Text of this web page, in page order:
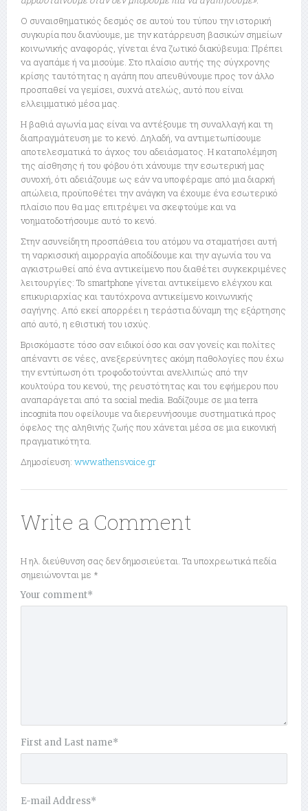
Ο συναισθηματικός δεσμός σε αυτού του τύπου την ιστορική
συγκυρία που διανύουμε, με την κατάρρευση βασικών σημείων
κοινωνικής αναφοράς, γίνεται ένα ζωτικό διακύβευμα: Πρέπει
να αγαπάμε ή να μισούμε. Στο πλαίσιο αυτής της σύγχρονης
κρίσης ταυτότητας η αγάπη που απευθύνουμε προς τον άλλο
προσπαθεί να γεμίσει, συχνά ατελώς, αυτό που είναι
ελλειμματικό μέσα μας.
Η βαθιά αγωνία μας είναι να αντέξουμε τη συναλλαγή και τη
διαπραγμάτευση με το κενό. Δηλαδή, να αντιμετωπίσουμε
αποτελεσματικά το άγχος του αδειάσματος. Η καταπολέμηση
της αίσθησης ή του φόβου ότι χάνουμε την εσωτερική μας
συνοχή, ότι αδειάζουμε ως εάν να υποφέραμε από μια διαρκή
απώλεια, προϋποθέτει την ανάγκη να έχουμε ένα εσωτερικό
πλαίσιο που θα μας επιτρέψει να σκεφτούμε και να
νοηματοδοτήσουμε αυτό το κενό.
Στην ασυνείδητη προσπάθεια του ατόμου να σταματήσει αυτή
τη ναρκισσική αιμορραγία αποδίδουμε και την αγωνία του να
αγκιστρωθεί από ένα αντικείμενο που διαθέτει συγκεκριμένες
λειτουργίες: Το smartphone γίνεται αντικείμενο ελέγχου και
επικυριαρχίας και ταυτόχρονα αντικείμενο κοινωνικής
σαγήνης. Από εκεί απορρέει η τεράστια δύναμη της εξάρτησης
από αυτό, η εθιστική του ισχύς.
Βρισκόμαστε τόσο σαν ειδικοί όσο και σαν γονείς και πολίτες
απέναντι σε νέες, ανεξερεύνητες ακόμη παθολογίες που έχω
την εντύπωση ότι τροφοδοτούνται ανελλιπώς από την
κουλτούρα του κενού, της ρευστότητας και του εφήμερου που
αναπαράγεται από τα social media. Βαδίζουμε σε μια terra
incognita που οφείλουμε να διερευνήσουμε συστηματικά προς
όφελος της αληθινής ζωής που χάνεται μέσα σε μια εικονική
πραγματικότητα.
Δημοσίευση: www.athensvoice.gr
Write a Comment
Η ηλ. διεύθυνση σας δεν δημοσιεύεται. Τα υποχρεωτικά πεδία
σημειώνονται με *
Your comment*
First and Last name*
E-mail Address*